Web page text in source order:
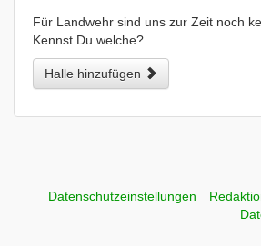
Für Landwehr sind uns zur Zeit noch
Kennst Du welche?
Halle hinzufügen
Datenschutzeinstellungen